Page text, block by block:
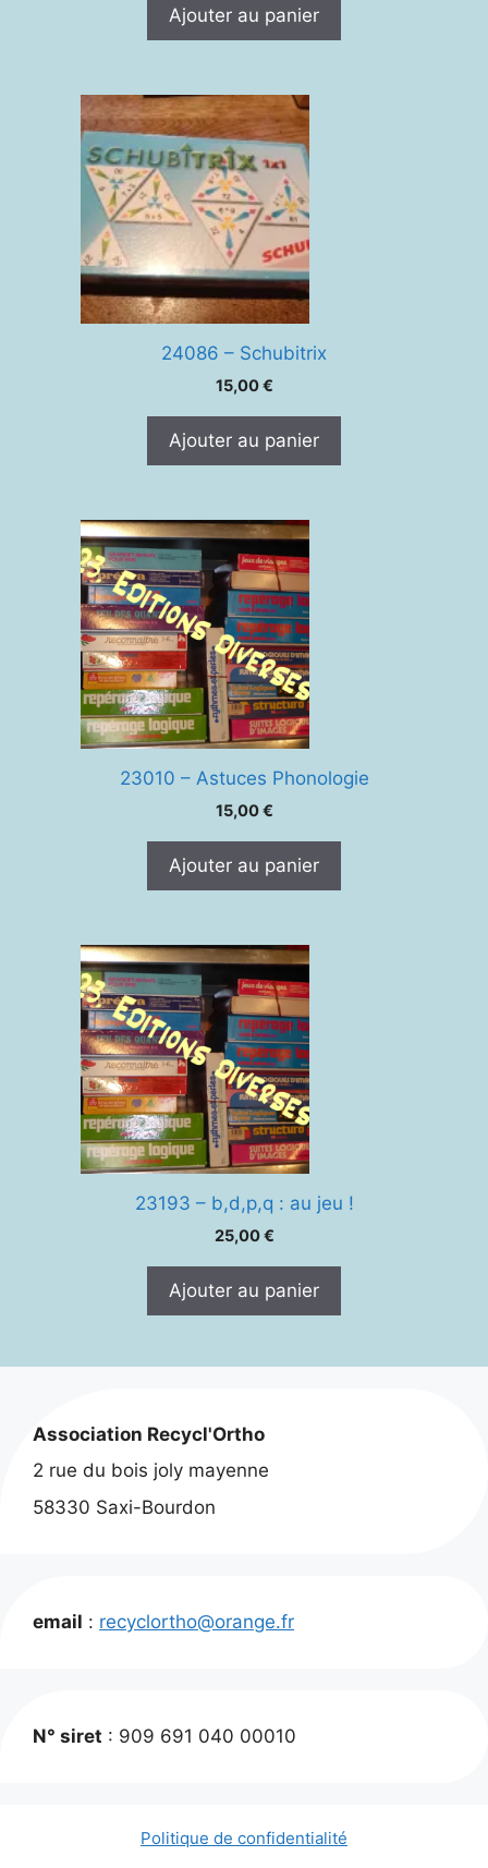
était :
est :
Ajouter au panier
24086 – Schubitrix
15,00€
Ajouter au panier
23010 – Astuces Phonologie
15,00€
Ajouter au panier
23193 – b,d,p,q : au jeu !
25,00€
Ajouter au panier
Association Recycl'Ortho
2 rue du bois joly mayenne
58330 Saxi-Bourdon
email : recyclortho@orange.fr
N° siret : 909 691 040 00010
Politique de confidentialité